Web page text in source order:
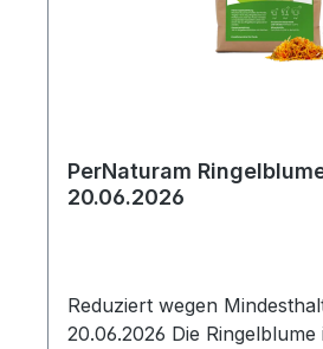
Gewicht des Pferdes
Futter geben.Inhalt: 500 g
PerNaturam
20.06.2026
Reduziert wegen
20.06.2026 Die